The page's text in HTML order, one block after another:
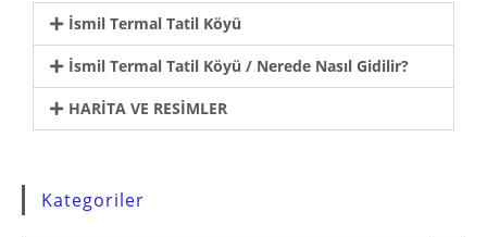
İsmil Termal Tatil Köyü
İsmil Termal Tatil Köyü / Nerede Nasıl Gidilir?
HARİTA VE RESİMLER
Kategoriler